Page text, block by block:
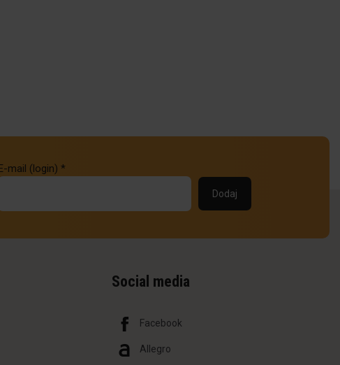
mail (login) *
Social media
Facebook
Allegro